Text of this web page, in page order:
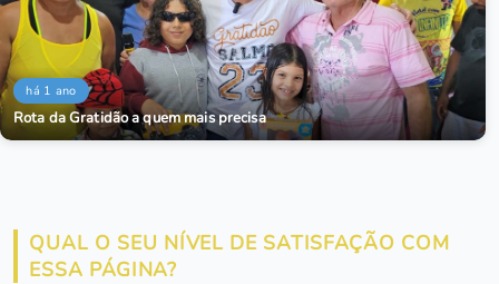
há 1 ano
Rota da Gratidão a quem mais precisa
QUAL O SEU NÍVEL DE SATISFAÇÃO COM
ESSA PÁGINA?